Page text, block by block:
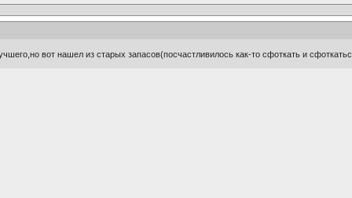
вот нашел из старых запасов(посчастливилось как-то сфоткать и